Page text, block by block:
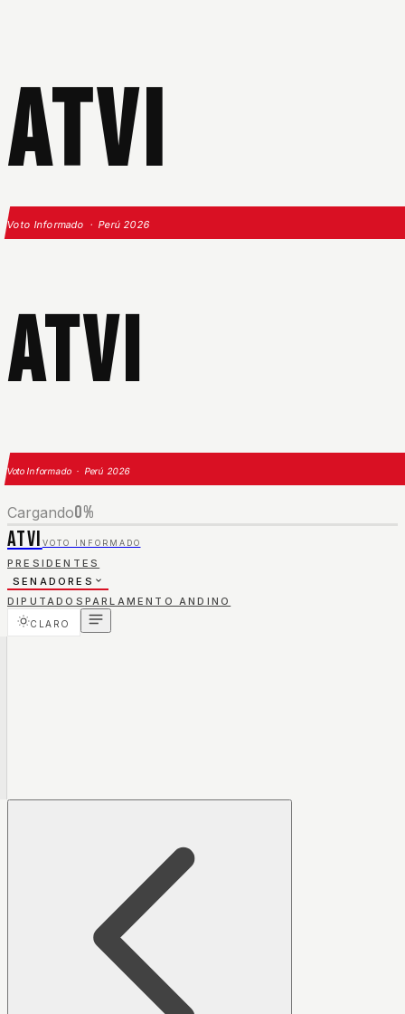
ATVI
Voto Informado · Perú 2026
ATVI
Voto Informado · Perú 2026
Cargando0%
ATVI VOTO INFORMADO
PRESIDENTES
SENADORES
DIPUTADOS PARLAMENTO ANDINO
CLARO